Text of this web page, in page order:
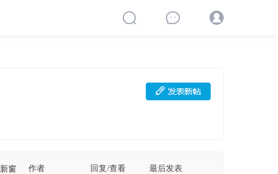
新窗 作者 回复/查看 最后发表